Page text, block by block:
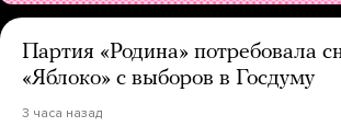
Партия «Родина» потребовала
«Яблоко» с выборов в Госдуму
3 часа назад